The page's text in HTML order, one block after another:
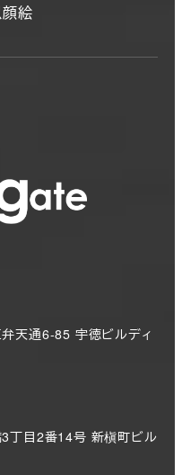
顔絵
天通6-85 宇徳ビルディ
丁目2番14号 新槇町ビル